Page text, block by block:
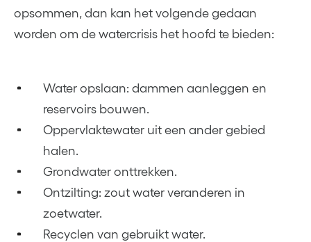
opsommen, dan kan het volgende gedaan
worden om de watercrisis het hoofd te bieden:
Water opslaan: dammen aanleggen en
reservoirs bouwen.
Oppervlaktewater uit een ander gebied
halen.
Grondwater onttrekken.
Ontzilting: zout water veranderen in
zoetwater.
Recyclen van gebruikt water.